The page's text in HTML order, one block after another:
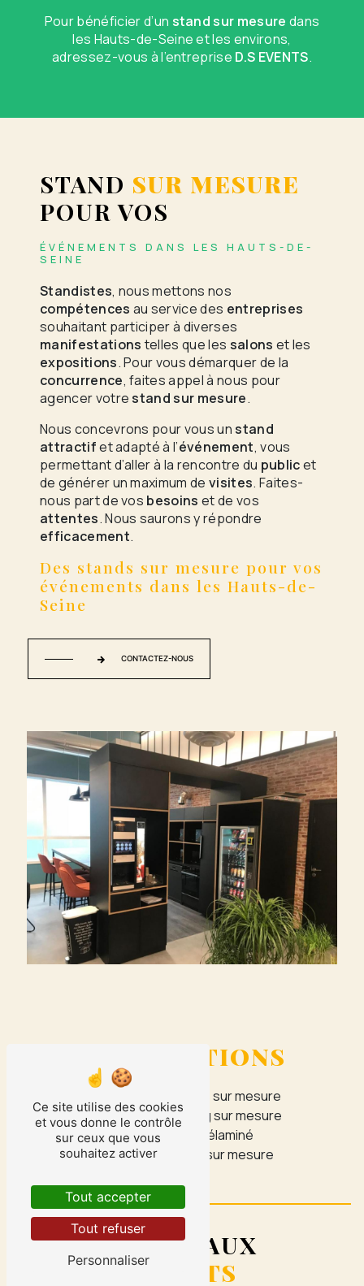
Pour bénéficier d’un stand sur mesure dans
les Hauts-de-Seine et les environs,
adressez-vous à l’entreprise D.S EVENTS.
STAND SUR MESURE
POUR VOS
ÉVÉNEMENTS DANS LES HAUTS-DE-
SEINE
Standistes, nous mettons nos
compétences au service des entreprises
souhaitant participer à diverses
manifestations telles que les salons et les
expositions. Pour vous démarquer de la
concurrence, faites appel à nous pour
agencer votrestand sur mesure.
Nous concevrons pour vous unstand
attractifet adapté à l’événement, vous
permettant d’aller à la rencontre du publicet
de générer un maximum devisites. Faites-
nous part de vos besoins et de vos
attentes. Nous saurons y répondre
efficacement.
Des stands sur mesure pour vos
événements dans les Hauts-de-
Seine
CONTACTEZ-NOUS
PRESTATIONS
Fabrication de meubles sur mesure
Fabrication de dressing sur mesure
Fabrication de capot mélaminé
Fabrication de placard sur mesure
NOS PRINCIPAUX
POINTS FORTS
Ce site utilise des cookies
et vous donne le contrôle
sur ceux que vous
souhaitez activer
Tout accepter
Tout refuser
Personnaliser